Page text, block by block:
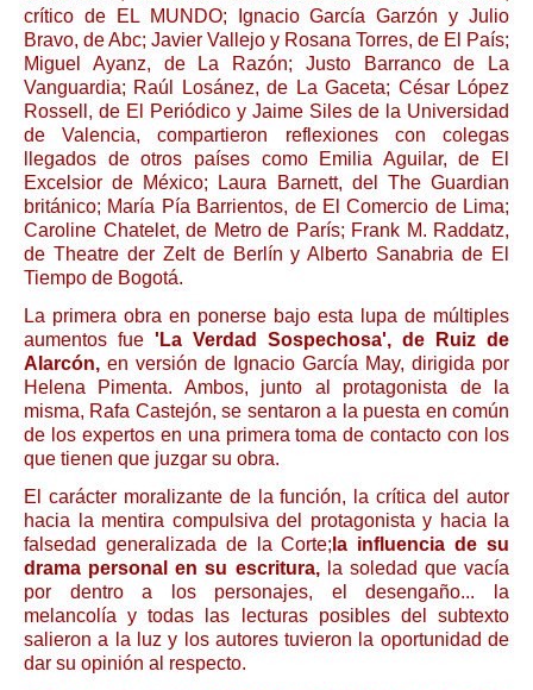
crítico de EL MUNDO; Ignacio García Garzón y Julio
Bravo, de Abc; Javier Vallejo y Rosana Torres, de El País;
Miguel Ayanz, de La Razón; Justo Barranco de La
Vanguardia; Raúl Losánez, de La Gaceta; César López
Rossell, de El Periódico y Jaime Siles de la Universidad
de Valencia, compartieron reflexiones con colegas
llegados de otros países como Emilia Aguilar, de El
Excelsior de México; Laura Barnett, del The Guardian
británico; María Pía Barrientos, de El Comercio de Lima;
Caroline Chatelet, de Metro de París; Frank M. Raddatz,
de Theatre der Zelt de Berlín y Alberto Sanabria de El
Tiempo de Bogotá.
La primera obra en ponerse bajo esta lupa de múltiples
aumentos fue 'La Verdad Sospechosa', de Ruiz de
Alarcón, en versión de Ignacio García May, dirigida por
Helena Pimenta. Ambos, junto al protagonista de la
misma, Rafa Castejón, se sentaron a la puesta en común
de los expertos en una primera toma de contacto con los
que tienen que juzgar su obra.
El carácter moralizante de la función, la crítica del autor
hacia la mentira compulsiva del protagonista y hacia la
falsedad generalizada de la Corte; la influencia de su
drama personal en su escritura,la soledad que vacía
por dentro a los personajes, el desengaño... la
melancolía y todas las lecturas posibles del subtexto
salieron a la luz y los autores tuvieron la oportunidad de
dar su opinión al respecto.